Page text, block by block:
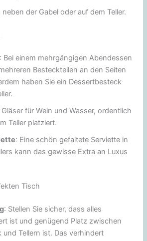
neben der Gabel oder auf dem Teller.
: Bei einem mehrgängigen Abendessen
Besteckteilen an den Seiten
haben Sie ein Dessertbesteck
für Wein und Wasser, ordentlich
Teller platziert.
: Eine schön gefaltete Serviette in
kann das gewisse Extra an Luxus
Tisch
: Stellen Sie sicher, dass alles
ist und genügend Platz zwischen
und Tellern ist. Das verhindert